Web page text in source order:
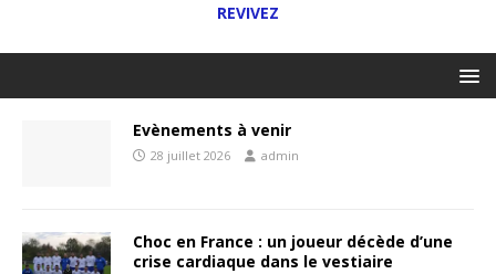
REVIVEZ
Evènements à venir
28 juillet 2026 admin
Choc en France : un joueur décède d’une
crise cardiaque dans le vestiaire